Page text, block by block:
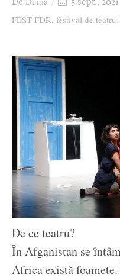
FEST-FDR, festival de teatru,
De ce teatru?
În Afganistan se
Africa există